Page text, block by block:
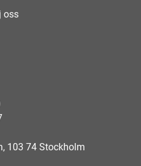
oss
103 74 Stockholm